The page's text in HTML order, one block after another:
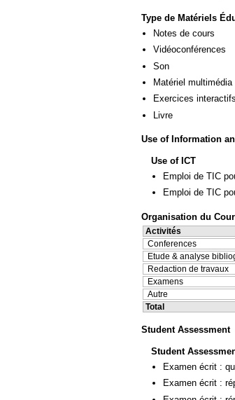
Type de Matériels
Notes de cours
Vidéoconférences
Son
Matériel multimédia
Exercices interactifs
Livre
Use of Information
Use of ICT
Emploi de TIC
Emploi de TIC
Organisation du
Activités
Conferences
Etude & analyse
Redaction de travaux
Examens
Autre
Total
Student Assessment
Student
Examen écrit :
Examen écrit :